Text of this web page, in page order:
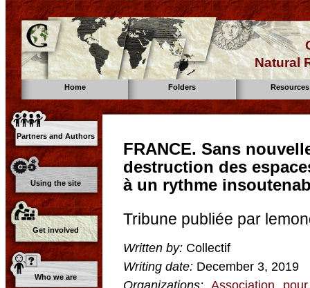
Natural
Home Folders Resources
Partners and Authors
Using the site
Get involved
Who we are
FRANCE. Sans
destruction des
à un rythme
Tribune publiée par
Written by: Collectif
Writing date: December 3, 2019
Organizations: Association